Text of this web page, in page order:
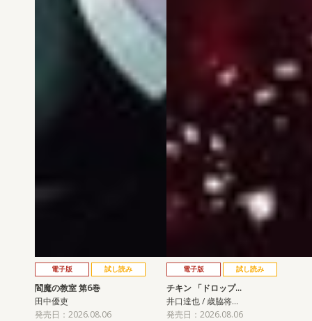
電子版 試し読み
閻魔の教室 第6巻
田中優吏
発売日：2026.08.06
電子版 試し読み
チキン 「ドロップ…
井口達也 / 歳脇将…
発売日：2026.08.06